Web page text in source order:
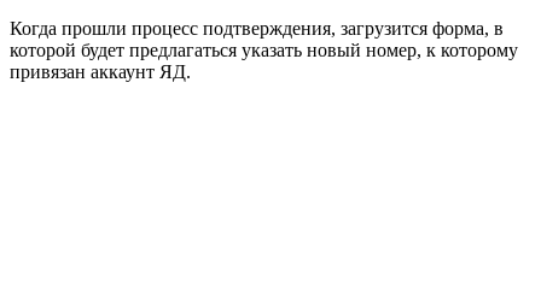
Когда прошли процесс подтверждения, загрузится форма, в
которой будет предлагаться указать новый номер, к которому
привязан аккаунт ЯД.